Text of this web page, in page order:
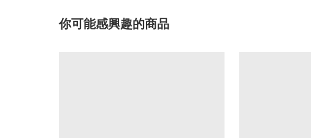
你可能感興趣的商品